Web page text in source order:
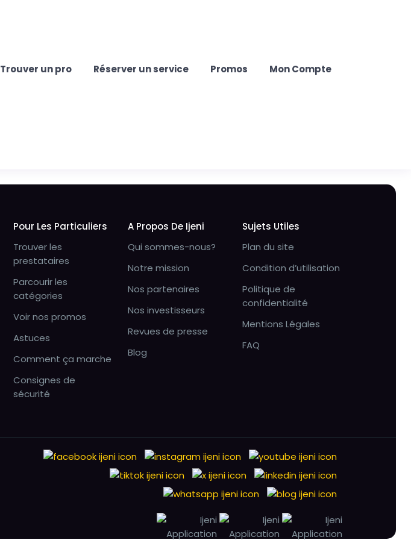
Trouver un pro Réserver un service Promos Mon Compte
Pour Les Particuliers
Trouver les
prestataires
Parcourir les
catégories
Voir nos promos
Astuces
Comment ça marche
Consignes de
sécurité
A Propos De Ijeni
Qui sommes-nous?
Notre mission
Nos partenaires
Nos investisseurs
Revues de presse
Blog
Sujets Utiles
Plan du site
Condition d’utilisation
Politique de
confidentialité
Mentions Légales
FAQ